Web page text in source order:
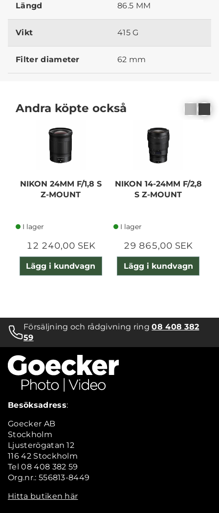
Längd 86.5 MM
Vikt 415 G
Filter diameter 62 mm
Andra köpte också
NIKON 24MM F/1,8 S
Z-MOUNT
I lager
12 240,00 SEK
Lägg i kundvagn
NIKON 14-24MM F/2,8
S Z-MOUNT
I lager
29 865,00 SEK
Lägg i kundvagn
Försäljning och rådgivning ring08 408 382
59
Besöksadress:
Goecker AB
Stockholm
Ljusterögatan 12
116 42 Stockholm
Tel 08 408 382 59
Org.nr.: 556813-8449
Hitta butiken här